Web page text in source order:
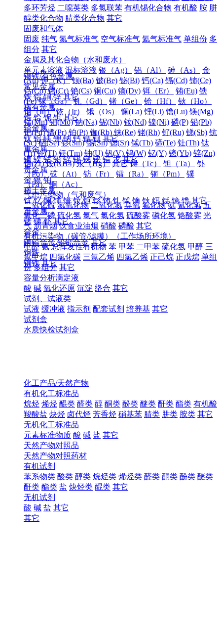
多环芳烃 二噁英类 多氯联苯 有机锡化合物 有机酸 胺 肼
醇类化合物 腈类化合物 其它
固废和气体
固废 纯气 氮气标准气 空气标准气 氦气标准气 单组份 多
组分 其它
金属及其化合物（水和废水）
单元素溶液 混标溶液 银（Ag） 铝（Al） 砷（As）
金
(Au) 钾（K） 钡(Ba) 铍(Be) 铋(Bi) 钙(Ca) 镉(Cd) 铈(Ce)
钴(Co) 铬(Cr) 铯(Cs) 铜(Cu) 镝(Dy) 铒（Er） 铕(Eu) 铁
(Fe) 镓（Ga） 钆（Gd） 锗（Ge） 铪（Hf）
钬（Ho）
铟（In） 铱（Ir） 锇（Os） 镧(La) 锂(Li) 镥(Lu) 镁(Mg)
锰(Mn) 钼(Mo) 钠(Na) 铌(Nb) 钕(Nd) 镍(Ni) 磷(P) 铅(Pb)
钯(Pd) 镨(Pr) 铂(Pt) 铷(Rb) 铼(Re) 铑(Rh) 钌(Ru) 锑(Sb) 钪
(Sc) 硒(Se) 钐(Sm) 锡(Sn) 锶(Sr) 铽(Tb) 碲(Te) 钍(Th) 钛
(Ti) 铊(Tl) 铥(Tm) 铀(U) 钒(V) 钨(W) 钇(Y) 镱(Yb) 锌(Zn)
锆(Zr) 铵(NH4) 汞（Hg） 其它 锝（Tc） 钽（Ta）
钋
（Po） 砹（At） 钫（Fr） 镭（Ra） 钷（Pm）
镤
（Pa） 锕（Ac）
气态污染物（气和废气）
二氧化硫 氮氧化物 二氧化氮 臭氧 氟化物 氨 氰化氢 五
氧化二磷 硫化氢 氯气 氯化氢 硫酸雾 磷化氢 铬酸雾 光
气 沥青烟 饮食业油烟 硝酸 磷酸 其它
有机污染物（碳管/滤膜）（工作场所环境）
甲醛 氨 总挥发性有机物 苯 甲苯 二甲苯 硫化氢 甲醇 三
氯甲烷 四氯化碳 三氯乙烯 四氯乙烯 正己烷 正戊烷 单组
份 多组分 其它
容量分析滴定液
酸 碱 氧化还原 沉淀 络合 其它
试剂、试液类
试液 缓冲液 指示剂 配套试剂 培养基 其它
试剂盒
水质快检试剂盒
钢铁/有色金属
常见金属
铁 铝 铜 锌 其它
稀有金属
锆 铪 铌 钽 其它
轻金属
钛 铝 镁 钾 钠 钙 锶 钡 其它
重金属
铜 镍 钴 铅 锌 锡 锑 铋 镉 汞 其它
贵金属
金 银 铂
稀土金属
钪 钇 镧 铈 镨 钕 钷 钐 铕 钆 铽 镝 钬 铒 铥 镱 镥 其它
准金属
锗 锑 钋 其它
合金
铜铅合金 铅钯合金 其它
钢铁
钢铁 其它
化工产品/天然产物
有机化工标准品
烷烃 烯烃 醌类 醛类 醇 酮类 酚类 醚类 酐类 酯类 有机酸
羧酸盐 炔烃 卤代烃 芳香烃 硝基苯 腈类 肼类 胺类 其它
无机化工标准品
元素标准物质 酸 碱 盐 其它
天然产物对照品
天然产物对照药材
有机试剂
苯系物类 酸类 醇类 烷烃类 烯烃类 醛类 酮类 酚类 醚类
酐类 酯类 盐 炔烃类 醌类 其它
无机试剂
酸 碱 盐 其它
其它